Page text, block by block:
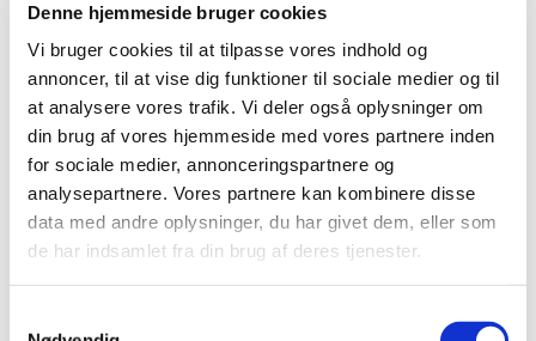
Denne hjemmeside bruger cookies
Vi bruger cookies til at tilpasse vores indhold og
annoncer, til at vise dig funktioner til sociale medier og til
at analysere vores trafik. Vi deler også oplysninger om
din brug af vores hjemmeside med vores partnere inden
for sociale medier, annonceringspartnere og
analysepartnere. Vores partnere kan kombinere disse
data med andre oplysninger, du har givet dem, eller som
de har indsamlet fra din brug af deres tjenester.
telefon. For så vidt som ophørsønsket tilkendegives
inden 7 dage før betalingsdatoen, vil den faste aftale
stoppe før næste betaling.
Fortrydelsesret
Der er gives ingen fortrydelsesret på dit kontingent.
Reklamationsbehandling
Klager over fejl eller problemer ved kontingentet kan
meldes til kontor@dendanskekirke.dk eller følgende
adresse eller telefonnummer.
Smallegade 47